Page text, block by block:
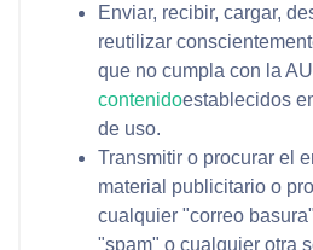
Enviar, recibir, cargar,
reutilizar
que no cumpla con la
contenidoestablecidos
de uso.
Transmitir o procurar el
material publicitario o
cualquier "correo
"spam" o cualquier otra